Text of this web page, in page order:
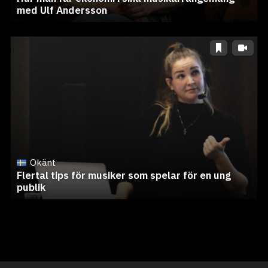
med Ulf Andersson
Okänt
Flertal tips för musiker som spelar för en ung
publik